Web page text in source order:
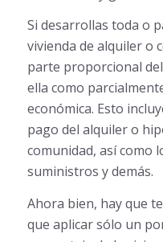
Si desarrollas toda o
vivienda de alquiler o
parte proporcional
ella como
económica. Esto
pago del alquiler o
comunidad, así como
suministros y demás.
Ahora bien, hay que
que aplicar sólo un